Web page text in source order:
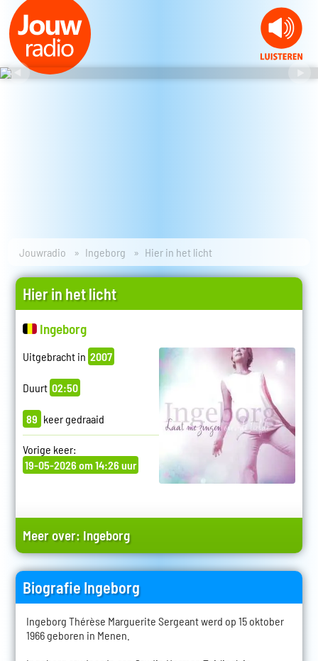
Jouwradio Ingeborg Hier in het licht
Hier in het licht
Ingeborg
Uitgebracht in 2007
Duurt 02:50
89 keer gedraaid
Vorige keer:
19-05-2026 om 14:26 uur
Meer over: Ingeborg
Biografie Ingeborg
Ingeborg Thérèse Marguerite Sergeant werd op 15 oktober
1966 geboren in Menen.